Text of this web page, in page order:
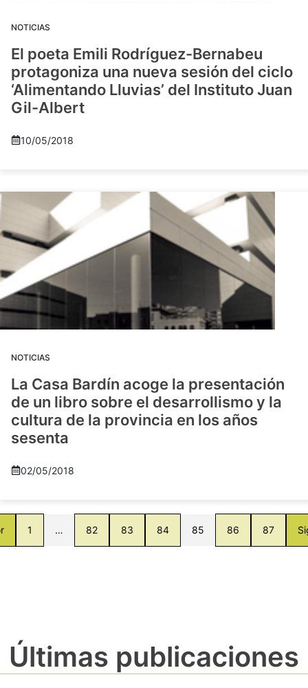
NOTICIAS
El poeta Emili Rodríguez-Bernabeu
protagoniza una nueva sesión del ciclo
‘Alimentando Lluvias’ del Instituto Juan
Gil-Albert
10/05/2018
NOTICIAS
La Casa Bardín acoge la presentación
de un libro sobre el desarrollismo y la
cultura de la provincia en los años
sesenta
02/05/2018
1 … 82 83 84 85 86 87
Últimas publicaciones